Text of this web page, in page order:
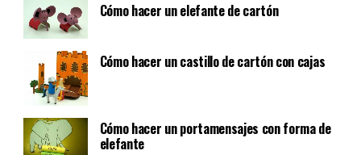
Cómo hacer un elefante de cartón
Cómo hacer un castillo de cartón con cajas
Cómo hacer un portamensajes con forma de
elefante